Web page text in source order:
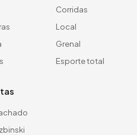
Corridas
Local
Grenal
Esporte total